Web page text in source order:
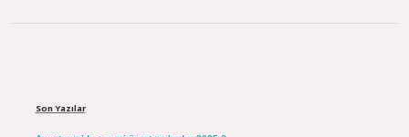
Son Yazılar